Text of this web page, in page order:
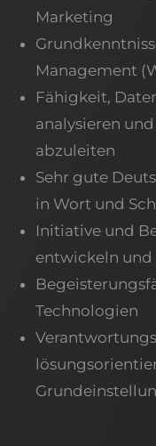
Marketing
Management
Fähigkeit,
analysieren
abzuleiten
Sehr gute
in Wort und
Initiative und
entwickeln und
Technologien